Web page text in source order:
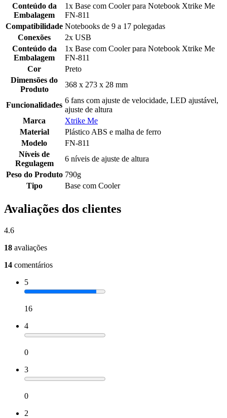
Conteúdo da
Embalagem
1x Base com Cooler para Notebook Xtrike Me
FN-811
Compatibilidade Notebooks de 9 a 17 polegadas
Conexões
2x USB
Conteúdo da
Embalagem
1x Base com Cooler para Notebook Xtrike Me
FN-811
Cor
Preto
Dimensões do
Produto
368 x 273 x 28 mm
Funcionalidades
6 fans com ajuste de velocidade, LED ajustável,
ajuste de altura
Marca
Xtrike Me
Material
Plástico ABS e malha de ferro
Modelo
FN-811
Níveis de
Regulagem
6 níveis de ajuste de altura
Peso do Produto 790g
Tipo
Base com Cooler
Avaliações dos clientes
4.6
18 avaliações
14 comentários
5
16
4
0
3
0
2